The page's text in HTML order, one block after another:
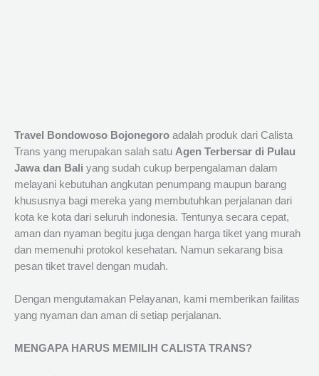
Travel Bondowoso Bojonegoro adalah produk dari Calista
Trans yang merupakan salah satu Agen Terbersar di Pulau
Jawa dan Bali yang sudah cukup berpengalaman dalam
melayani kebutuhan angkutan penumpang maupun barang
khususnya bagi mereka yang membutuhkan perjalanan dari
kota ke kota dari seluruh indonesia. Tentunya secara cepat,
aman dan nyaman begitu juga dengan harga tiket yang murah
dan memenuhi protokol kesehatan. Namun sekarang bisa
pesan tiket travel dengan mudah.
Dengan mengutamakan Pelayanan, kami memberikan failitas
yang nyaman dan aman di setiap perjalanan.
MENGAPA HARUS MEMILIH CALISTA TRANS?